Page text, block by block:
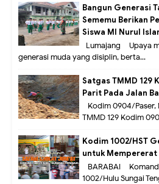
Bangun Generasi
Sememu Berikan
Siswa MI Nurul
Lumajang – Upaya
generasi muda yang disiplin, berta...
Satgas TMMD 129
Parit Pada Jalan
Kodim 0904/Paser,
TMMD 129 Kodim
Kodim 1002/HST
untuk Mempererat
BARABAI –
1002/Hulu Sungai